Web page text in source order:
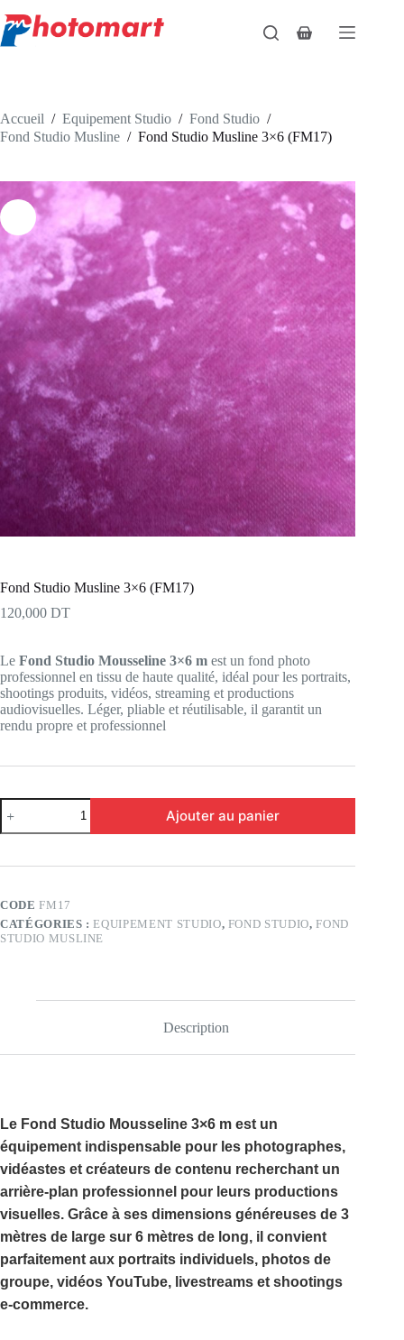
au
contenu
Panier
Accueil / Equipement Studio / Fond Studio /
Fond Studio Musline / Fond Studio Musline 3×6 (FM17)
Fond Studio Musline 3×6 (FM17)
120,000 DT
Le Fond Studio Mousseline 3×6 m est un fond photo
professionnel en tissu de haute qualité, idéal pour les portraits,
shootings produits, vidéos, streaming et productions
audiovisuelles. Léger, pliable et réutilisable, il garantit un
rendu propre et professionnel
quantité
de
Fond
Musline
Ajouter au panier
CODEFM17
CATÉGORIES :EQUIPEMENT STUDIO, FOND STUDIO,FOND
STUDIO MUSLINE
Description
Le Fond Studio Mousseline 3×6 m est un
équipement indispensable pour les photographes,
vidéastes et créateurs de contenu recherchant un
arrière-plan professionnel pour leurs productions
visuelles. Grâce à ses dimensions généreuses de 3
mètres de large sur 6 mètres de long, il convient
parfaitement aux portraits individuels, photos de
groupe, vidéos YouTube, livestreams et shootings
e-commerce.